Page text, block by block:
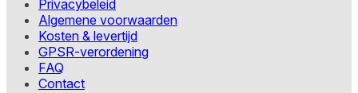
Privacybeleid
Algemene voorwaarden
Kosten & levertijd
GPSR-verordening
FAQ
Contact